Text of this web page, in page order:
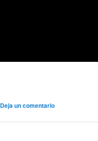
Deja un comentario